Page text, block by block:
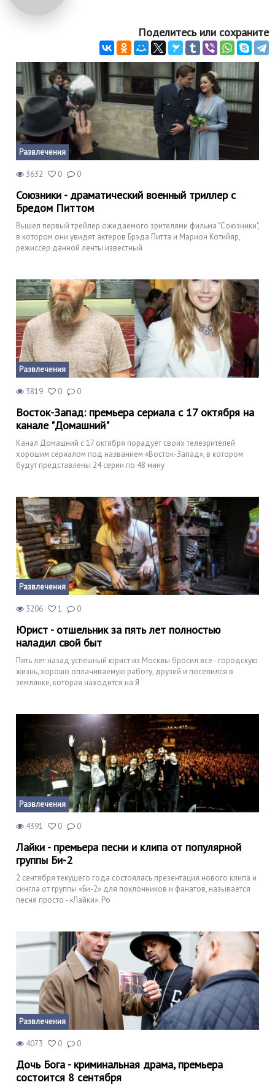
Поделитесь или сохраните
Развлечения
3632 0 0
Союзники - драматический военный триллер с
Бредом Питтом
Вышел первый трейлер ожидаемого зрителями фильма "Союзники",
в котором они увидят актеров Брэда Питта и Марион Котийяр,
режиссер данной ленты известный
Развлечения
3819 0 0
Восток-Запад: премьера сериала с 17 октября на
канале "Домашний"
Канал Домашний с 17 октября порадует своих телезрителей
хорошим сериалом под названием «Восток-Запад», в котором
будут представлены 24 серии по 48 мину
Развлечения
3206 1 0
Юрист - отшельник за пять лет полностью
наладил свой быт
Пять лет назад успешный юрист из Москвы бросил все - городскую
жизнь, хорошо оплачиваемую работу, друзей и поселился в
землянке, которая находится на Я
Развлечения
4391 0 0
Лайки - премьера песни и клипа от популярной
группы Би-2
2 сентября текущего года состоялась презентация нового клипа и
сингла от группы «Би-2» для поклонников и фанатов, называется
песня просто - «Лайки». Ро
Развлечения
4073 0 0
Дочь Бога - криминальная драма, премьера
состоится 8 сентября